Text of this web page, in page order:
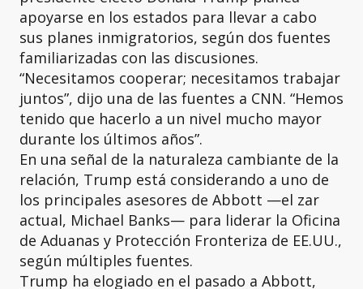
apoyarse en los estados para llevar a cabo
sus planes inmigratorios, según dos fuentes
familiarizadas con las discusiones.
“Necesitamos cooperar; necesitamos trabajar
juntos”, dijo una de las fuentes a CNN. “Hemos
tenido que hacerlo a un nivel mucho mayor
durante los últimos años”.
En una señal de la naturaleza cambiante de la
relación, Trump está considerando a uno de
los principales asesores de Abbott —el zar
actual, Michael Banks— para liderar la Oficina
de Aduanas y Protección Fronteriza de EE.UU.,
según múltiples fuentes.
Trump ha elogiado en el pasado a Abbott,